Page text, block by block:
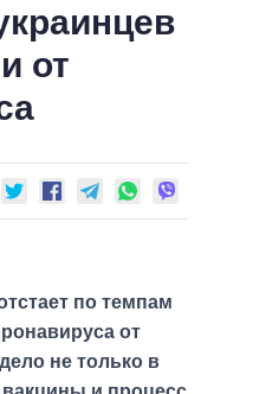
ЭКОНОМИКА
ОБЩЕСТВО
от
по темпам
от
не только в